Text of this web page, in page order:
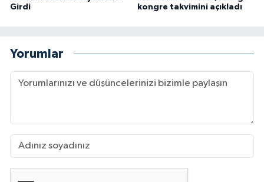
Girdi
kongre takvimini açıkladı
Yorumlar